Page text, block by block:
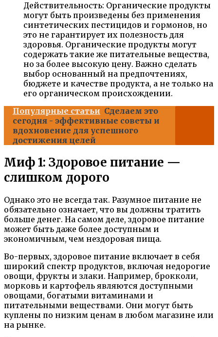
Действительность: Органические продукты
могут быть произведены без применения
синтетических пестицидов и гормонов, но
это не гарантирует их полезность для
здоровья. Органические продукты могут
содержать такие же питательные вещества,
но за более высокую цену. Важно сделать
выбор основанный на предпочтениях,
бюджете и качестве продукта, а не только на
его органическом происхождении.
Популярные статьи Сделаем это
сегодня - эффективные советы и
вдохновение для успешного
достижения целей
Миф 1: Здоровое питание —
слишком дорого
Однако это не всегда так. Разумное питание не
обязательно означает, что вы должны тратить
больше денег. На самом деле, здоровое питание
может быть даже более доступным и
экономичным, чем нездоровая пища.
Во-первых, здоровое питание включает в себя
широкий спектр продуктов, включая недорогие
овощи, фрукты и злаки. Например, брокколи,
морковь и картофель являются доступными
овощами, богатыми витаминами и
питательными веществами. Они могут быть
куплены по низким ценам в любом магазине или
на рынке.